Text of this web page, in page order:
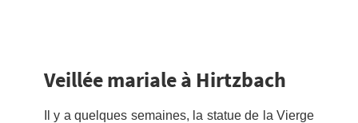
Veillée mariale à Hirtzbach
Il y a quelques semaines, la statue de la Vierge